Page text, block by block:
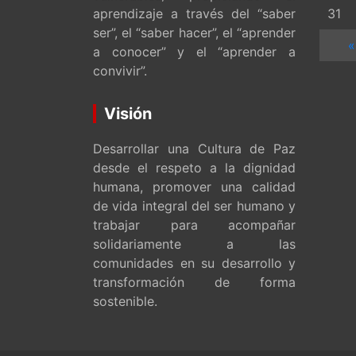
aprendizaje a través del “saber
ser”, el “saber hacer”, el “aprender
a conocer” y el “aprender a
convivir”.
Visión
Desarrollar una Cultura de Paz
desde el respeto a la dignidad
humana, promover una calidad
de vida integral del ser humano y
trabajar para acompañar
solidariamente a las
comunidades en su desarrollo y
transformación de forma
sostenible.
31